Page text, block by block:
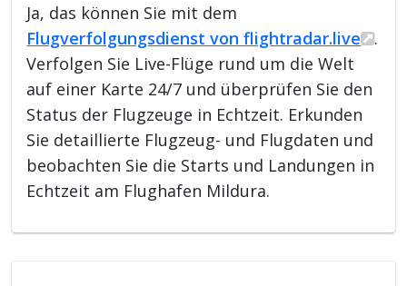
Ja, das können Sie mit dem
Flugverfolgungsdienst von flightradar.live
.
Verfolgen Sie Live-Flüge rund um die Welt
auf einer Karte 24/7 und überprüfen Sie den
Status der Flugzeuge in Echtzeit. Erkunden
Sie detaillierte Flugzeug- und Flugdaten und
beobachten Sie die Starts und Landungen in
Echtzeit am Flughafen Mildura.